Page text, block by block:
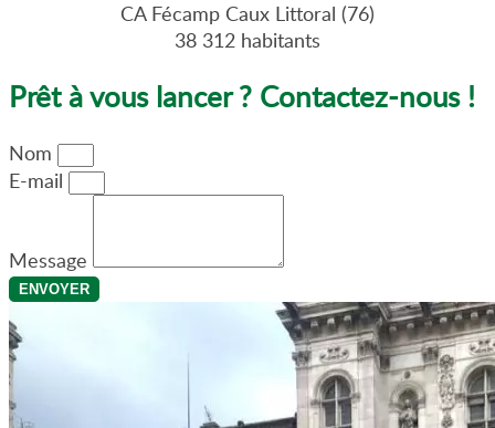
CA Fécamp Caux Littoral (76)
38 312 habitants
Prêt à vous lancer ? Contactez-nous !
Nom
E-mail
Message
ENVOYER